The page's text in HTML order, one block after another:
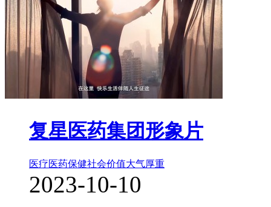
复星医药集团形象片
医疗医药保健社会价值大气厚重
2023-10-10